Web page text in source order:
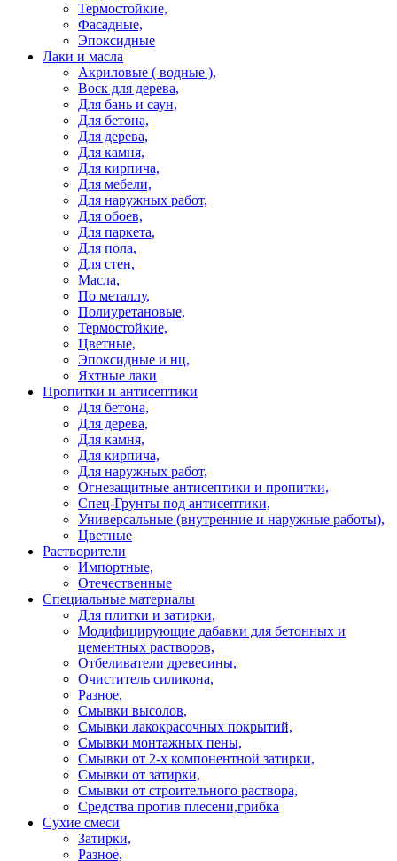
Термостойкие,
Фасадные,
Эпоксидные
Лаки и масла
Акриловые ( водные ),
Воск для дерева,
Для бань и саун,
Для бетона,
Для дерева,
Для камня,
Для кирпича,
Для мебели,
Для наружных работ,
Для обоев,
Для паркета,
Для пола,
Для стен,
Масла,
По металлу,
Полиуретановые,
Термостойкие,
Цветные,
Эпоксидные и нц,
Яхтные лаки
Пропитки и антисептики
Для бетона,
Для дерева,
Для камня,
Для кирпича,
Для наружных работ,
Огнезащитные антисептики и пропитки,
Спец-Грунты под антисептики,
Универсальные (внутренние и наружные работы),
Цветные
Растворители
Импортные,
Отечественные
Специальные материалы
Для плитки и затирки,
Модифицирующие дабавки для бетонных и
цементных растворов,
Отбеливатели древесины,
Очиститель силикона,
Разное,
Смывки высолов,
Смывки лакокрасочных покрытий,
Смывки монтажных пены,
Смывки от 2-х компонентной затирки,
Смывки от затирки,
Смывки от строительного раствора,
Средства против плесени,грибка
Сухие смеси
Затирки,
Разное,